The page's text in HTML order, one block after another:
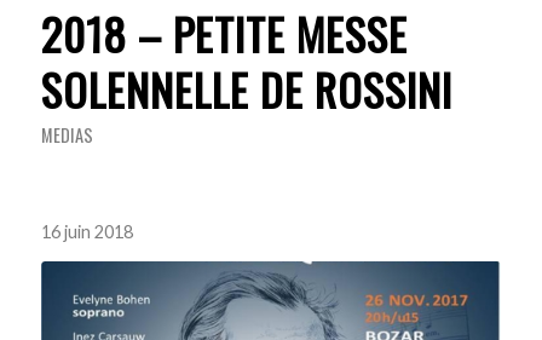
2018 – PETITE MESSE
SOLENNELLE DE ROSSINI
MEDIAS
16 juin 2018